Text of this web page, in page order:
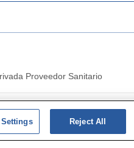
Proveedor Sanitario
| Politica de cookies
Reject All